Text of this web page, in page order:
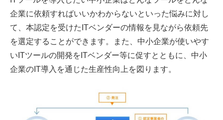
企業に依頼すればいいかわからないといった悩みに対し
て、本認定を受けたITベンダーの情報を見ながら依頼先
を選定することができます。また、中小企業が使いやす
いITツールの開発をITベンダー等に促すとともに、中小
企業のIT導入を通じた生産性向上を図ります。